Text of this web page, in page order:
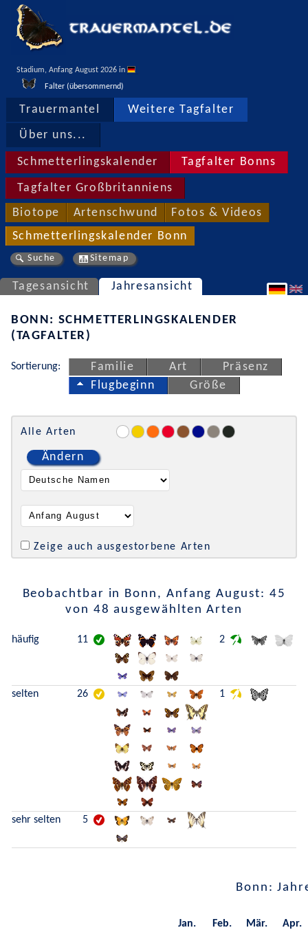
Stadium, Anfang August 2026 in
Falter (übersommernd)
Trauermantel Weitere Tagfalter
Über uns...
Schmetterlingskalender Tagfalter Bonns
Tagfalter Großbritanniens
Biotope Artenschwund Fotos & Videos
Schmetterlingskalender Bonn
Suche Sitemap
Tagesansicht Jahresansicht
BONN: SCHMETTERLINGSKALENDER
(TAGFALTER)
Sortierung: Familie Art
Präsenz
Flugbeginn
Größe
Alle Arten
Ändern
Zeige auch ausgestorbene Arten
Beobachtbar in Bonn, Anfang August: 45
von 48 ausgewählten Arten
häufig 11 2
selten 26 1
sehr selten 5
Bonn:
Jan. Feb. Mär. Apr.